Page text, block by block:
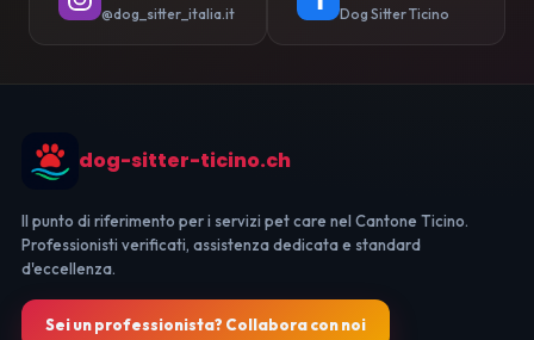
@dog_sitter_italia.it Dog Sitter Ticino
dog-sitter-ticino.ch
Il punto di riferimento per i servizi pet care nel Cantone Ticino.
Professionisti verificati, assistenza dedicata e standard
d'eccellenza.
Sei un professionista? Collabora con noi